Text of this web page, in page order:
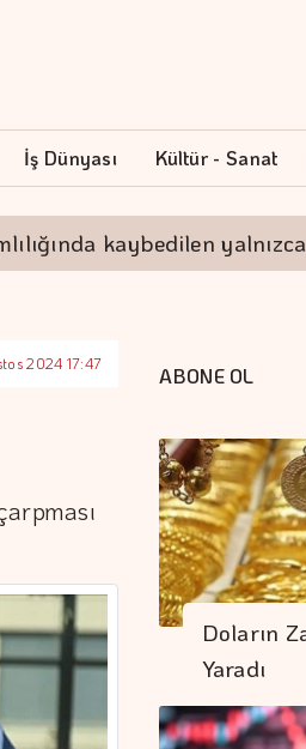
İş Dünyası Kültür - Sanat
kaybedilen yalnızca
2024 17:47 ABONE OL
Doların
Yaradı